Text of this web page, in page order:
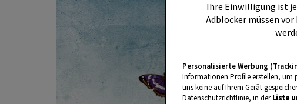
Ihre Einwilligung ist
Adblocker müssen
Personalisierte Werbung
Informationen Profile erstellen, um
uns keine auf Ihrem Gerät
Datenschutzrichtlinie, in derListe